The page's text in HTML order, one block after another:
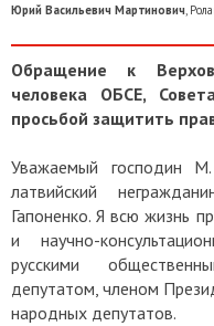
Юрий Васильевич Мартинович,
Обращение к
человека ОБСЕ,
просьбой защитить
Уважаемый господин
латвийский
Гапоненко. Я всю жизнь
и научно-
русскими
депутатом, членом
народных депутатов.